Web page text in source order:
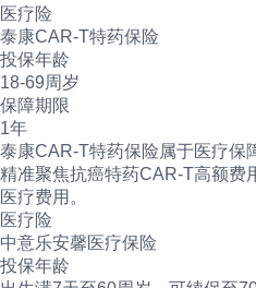
医疗险
泰康CAR-T特药保险
投保年龄
18-69周岁
保障期限
1年
泰康CAR-T特药保险属于医疗保
精准聚焦抗癌特药CAR-T高额费
医疗费用。
医疗险
中意乐安馨医疗保险
投保年龄